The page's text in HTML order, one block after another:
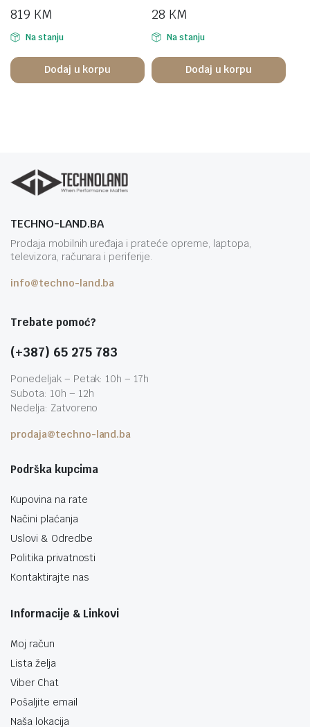
819 KM
Na stanju
Dodaj u korpu
28 KM
Na stanju
Dodaj u korpu
TECHNO-LAND.BA
Prodaja mobilnih uređaja i prateće opreme, laptopa,
televizora, računara i periferije.
info@techno-land.ba
Trebate pomoć?
(+387) 65 275 783
Ponedeljak – Petak: 10h – 17h
Subota: 10h – 12h
Nedelja: Zatvoreno
prodaja@techno-land.ba
Podrška kupcima
Kupovina na rate
Načini plaćanja
Uslovi & Odredbe
Politika privatnosti
Kontaktirajte nas
Informacije & Linkovi
Moj račun
Lista želja
Viber Chat
Pošaljite email
Naša lokacija